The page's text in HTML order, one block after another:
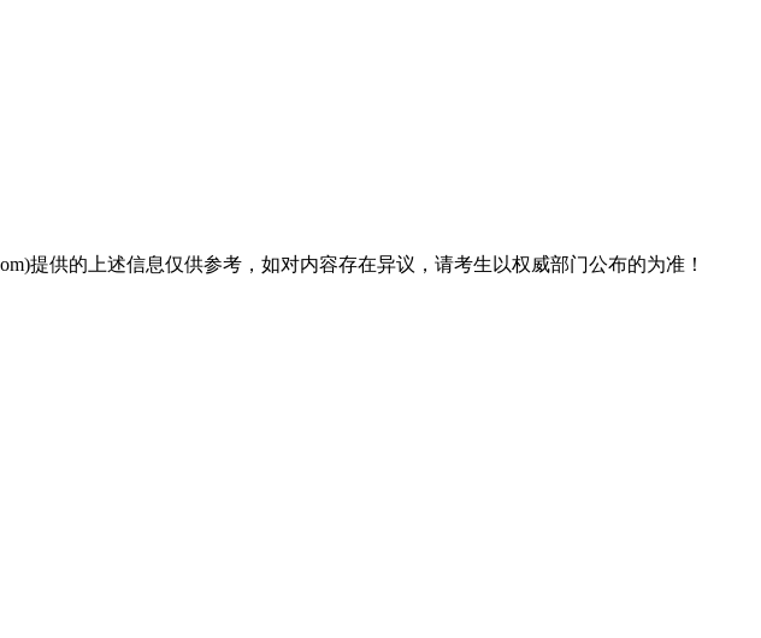
提供的上述信息仅供参考，如对内容存在异议，请考生以权威部门公布的为准！